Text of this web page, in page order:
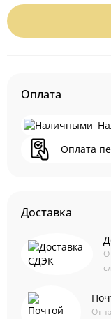
Оплата
Оплата
Доставка